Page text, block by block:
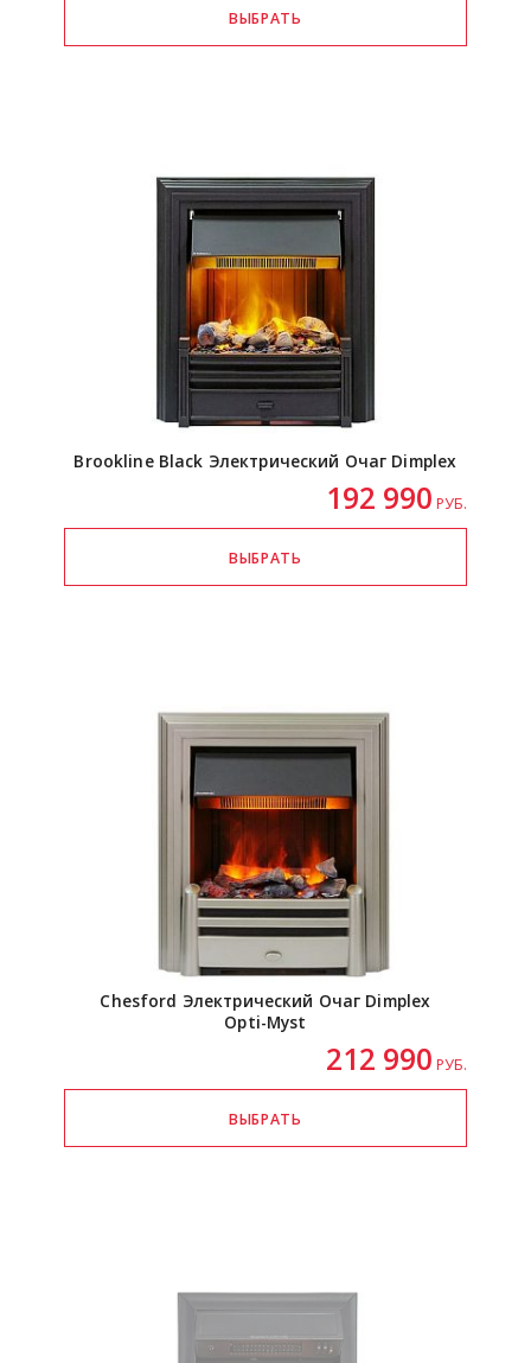
Brookline Black Электрический Очаг Dimplex
192 990 РУБ.
Chesford Электрический Очаг Dimplex
Opti-Myst
212 990 РУБ.